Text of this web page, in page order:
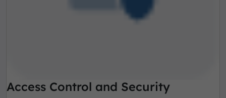
Access Control and Security